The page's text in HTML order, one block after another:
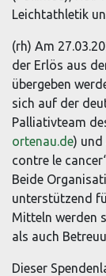
Leichtathletik
(rh) Am
der Erlös aus
übergeben
sich auf der
Palliativteam
ortenau.de) und
contre le
Beide
unterstützend
Mitteln werden
als auch
Dieser